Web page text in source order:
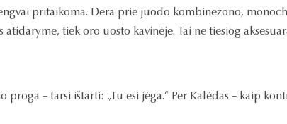
pritaikoma. Dera prie juodo kombinezono,
tiek oro uosto kavinėje. Tai ne tiesiog
proga – tarsi ištarti: „Tu esi jėga.“ Per Kalėdas – kaip